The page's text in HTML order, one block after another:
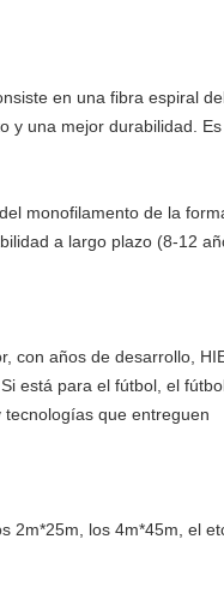
en una fibra espiral
y una mejor durabilidad.
monofilamento de la
a largo plazo (8-12
con años de desarrollo,
está para el fútbol, el
que entreguen
2m*25m, los 4m*45m, el